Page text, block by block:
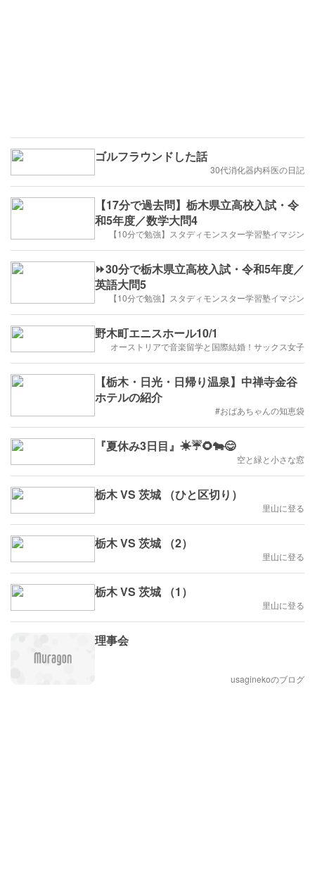
ゴルフラウンドした話
30代消化器内科医の日記
【17分で過去問】栃木県立高校入試・令
和5年度／数学大問4
【10分で勉強】スタディモンスター学習塾イマジン
⏩30分で栃木県立高校入試・令和5年度／
英語大問5
【10分で勉強】スタディモンスター学習塾イマジン
野木町エニスホール10/1
オーストリアで音楽留学と国際結婚！サックス女子
【栃木・日光・日帰り温泉】中禅寺金谷
ホテルの紹介
#おばあちゃんの知恵袋
『夏休み3日目』☀☔🌻🐄😋
空と緑と小さな窓
栃木 VS 茨城 （ひと区切り）
里山に登る
栃木 VS 茨城 （2）
里山に登る
栃木 VS 茨城 （1）
里山に登る
理事会
usaginekoのブログ